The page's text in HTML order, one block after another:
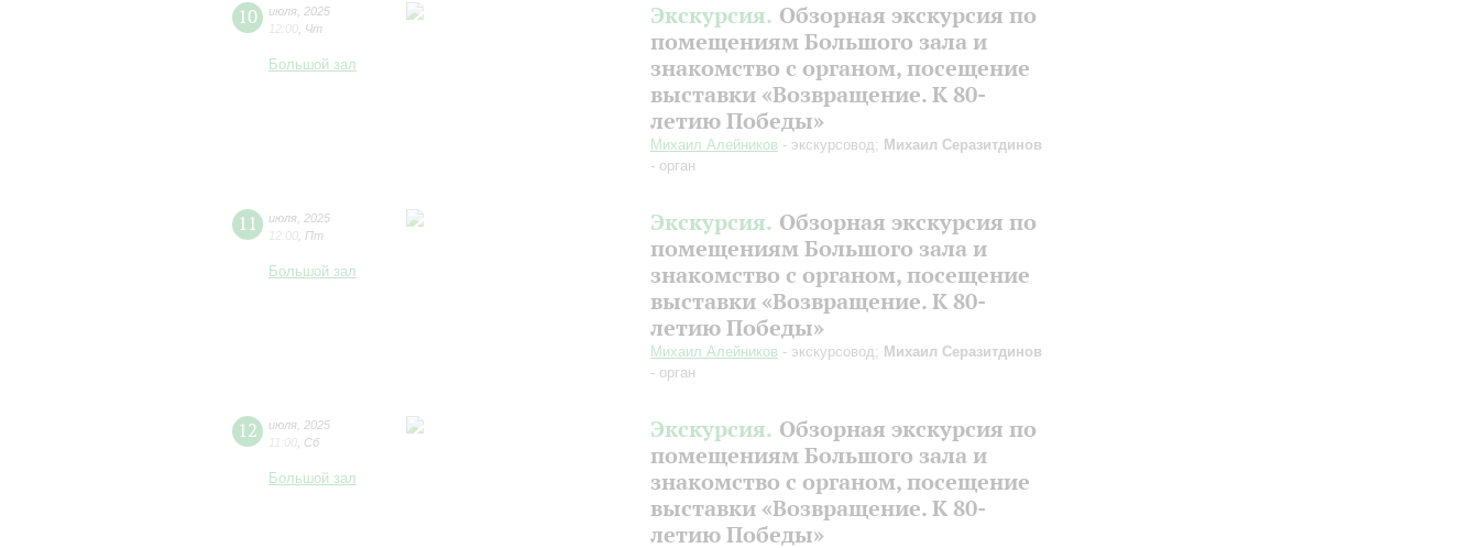
10 июля 2025
12:00 Чт
Большой зал
Экскурсия. Обзорная экскурсия по
помещениям Большого зала и
знакомство с органом, посещение
выставки «Возвращение. К 80-
летию Победы»
Михаил Алейников - экскурсовод; Михаил Серазитдинов
- орган
11 июля 2025
12:00 Пт
Большой зал
Экскурсия. Обзорная экскурсия по
помещениям Большого зала и
знакомство с органом, посещение
выставки «Возвращение. К 80-
летию Победы»
Михаил Алейников - экскурсовод; Михаил Серазитдинов
- орган
12 июля 2025
11:00 Сб
Большой зал
Экскурсия. Обзорная экскурсия по
помещениям Большого зала и
знакомство с органом, посещение
выставки «Возвращение. К 80-
летию Победы»